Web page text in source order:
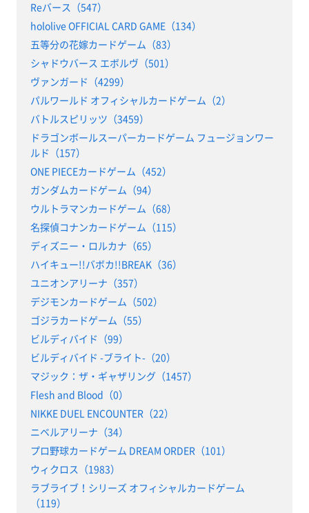
Reバース（547）
hololive OFFICIAL CARD GAME（134）
五等分の花嫁カードゲーム（83）
シャドウバース エボルヴ（501）
ヴァンガード（4299）
パルワールド オフィシャルカードゲーム（2）
バトルスピリッツ（3459）
ドラゴンボールスーパーカードゲーム フュージョンワー
ルド（157）
ONE PIECEカードゲーム（452）
ガンダムカードゲーム（94）
ウルトラマンカードゲーム（68）
名探偵コナンカードゲーム（115）
ディズニー・ロルカナ（65）
ハイキュー!!バボカ!!BREAK（36）
ユニオンアリーナ（357）
デジモンカードゲーム（502）
ゴジラカードゲーム（55）
ビルディバイド（99）
ビルディバイド -ブライト-（20）
マジック：ザ・ギャザリング（1457）
Flesh and Blood（0）
NIKKE DUEL ENCOUNTER（22）
ニベルアリーナ（34）
プロ野球カードゲーム DREAM ORDER（101）
ウィクロス（1983）
ラブライブ！シリーズ オフィシャルカードゲーム
（119）